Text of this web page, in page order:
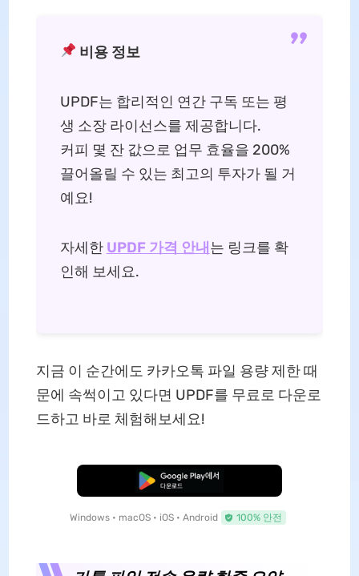
비용 정보
UPDF는 합리적인 연간 구독 또는 평
생 소장 라이선스를 제공합니다.
커피 몇 잔 값으로 업무 효율을 200%
끌어올릴 수 있는 최고의 투자가 될 거
예요!
자세한 UPDF 가격 안내는 링크를 확
인해 보세요.
지금 이 순간에도 카카오톡 파일 용량 제한 때
문에 속썩이고 있다면 UPDF를 무료로 다운로
드하고 바로 체험해보세요!
무료로 다운로드
Windows • macOS • iOS • Android 100% 안전